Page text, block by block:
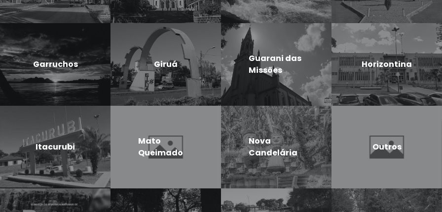
Garruchos Giruá
Guarani das
Missões
Horizontina
Itacurubi
Mato
Queimado
Nova
Candelária
Outros